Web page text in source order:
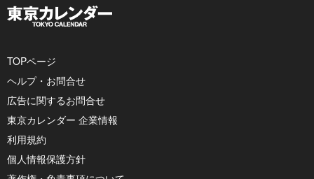
TOPページ
ヘルプ・お問合せ
広告に関するお問合せ
東京カレンダー 企業情報
利用規約
個人情報保護方針